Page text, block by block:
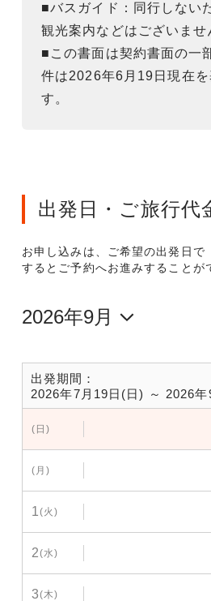
■バスガイド：同行しない
観光案内などはございませ
■この書面は契約書面の一
件は2026年6月19日現在を
す。
出発日・ご旅行代
お申し込みは、ご希望の出発日で
するとご予約へお進みすることが
出発期間：
2026年7月19日(日) ～ 2026年
(日)
(月)
1(火)
2(水)
3(木)